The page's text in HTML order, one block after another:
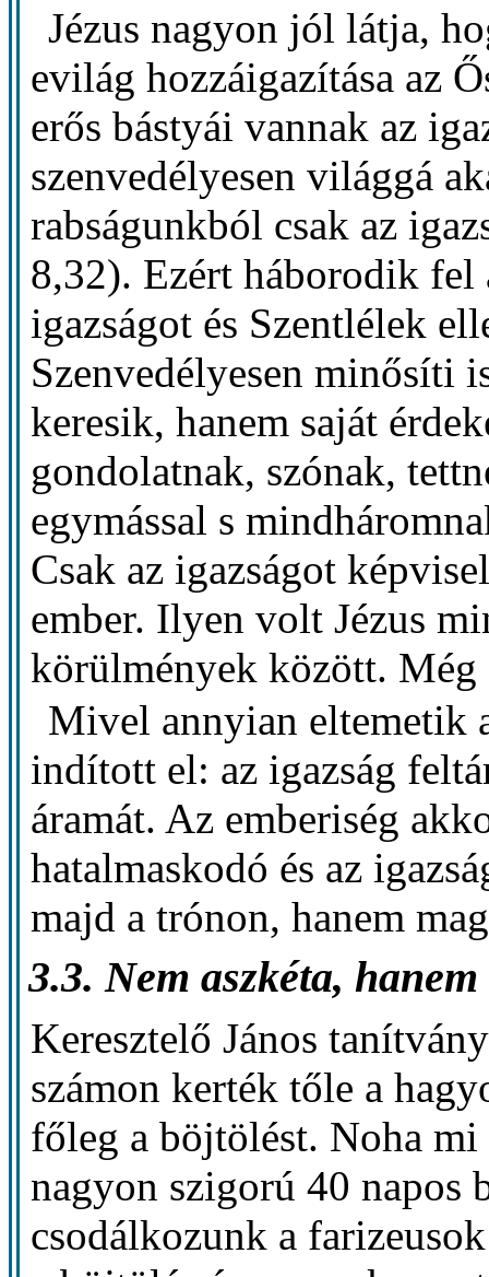
Jézus nagyon jól látja,
evilág hozzáigazítása az
erős bástyái vannak az
szenvedélyesen világgá
rabságunkból csak az
8,32). Ezért háborodik
igazságot és Szentlélek
Szenvedélyesen minősíti
keresik, hanem saját
gondolatnak, szónak,
egymással s
Csak az igazságot
ember. Ilyen volt Jézus
körülmények között. Még
Mivel annyian eltemetik
indított el: az igazság
áramát. Az emberiség
hatalmaskodó és az
majd a trónon, hanem
3.3. Nem aszkéta,
Keresztelő János
számon kerték tőle a
főleg a böjtölést. Noha
nagyon szigorú 40 napos
csodálkozunk a